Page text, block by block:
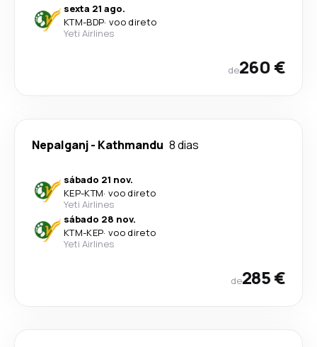
sexta 21 ago.
KTM-BDP· voo direto
Yeti Airlines
de260 €
Nepalganj- Kathmandu 8 dias
sábado 21 nov.
KEP-KTM· voo direto
Yeti Airlines
sábado 28 nov.
KTM-KEP· voo direto
Yeti Airlines
de285 €